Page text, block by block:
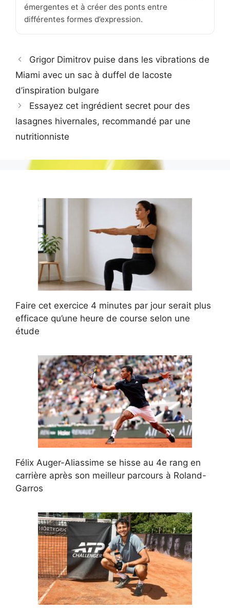
émergentes et à créer des ponts entre
différentes formes d’expression.
Grigor Dimitrov puise dans les vibrations de
Miami avec un sac à duffel de lacoste
d’inspiration bulgare
Essayez cet ingrédient secret pour des
lasagnes hivernales, recommandé par une
nutritionniste
Faire cet exercice 4 minutes par jour serait plus
efficace qu’une heure de course selon une
étude
Félix Auger-Aliassime se hisse au 4e rang en
carrière après son meilleur parcours à Roland-
Garros